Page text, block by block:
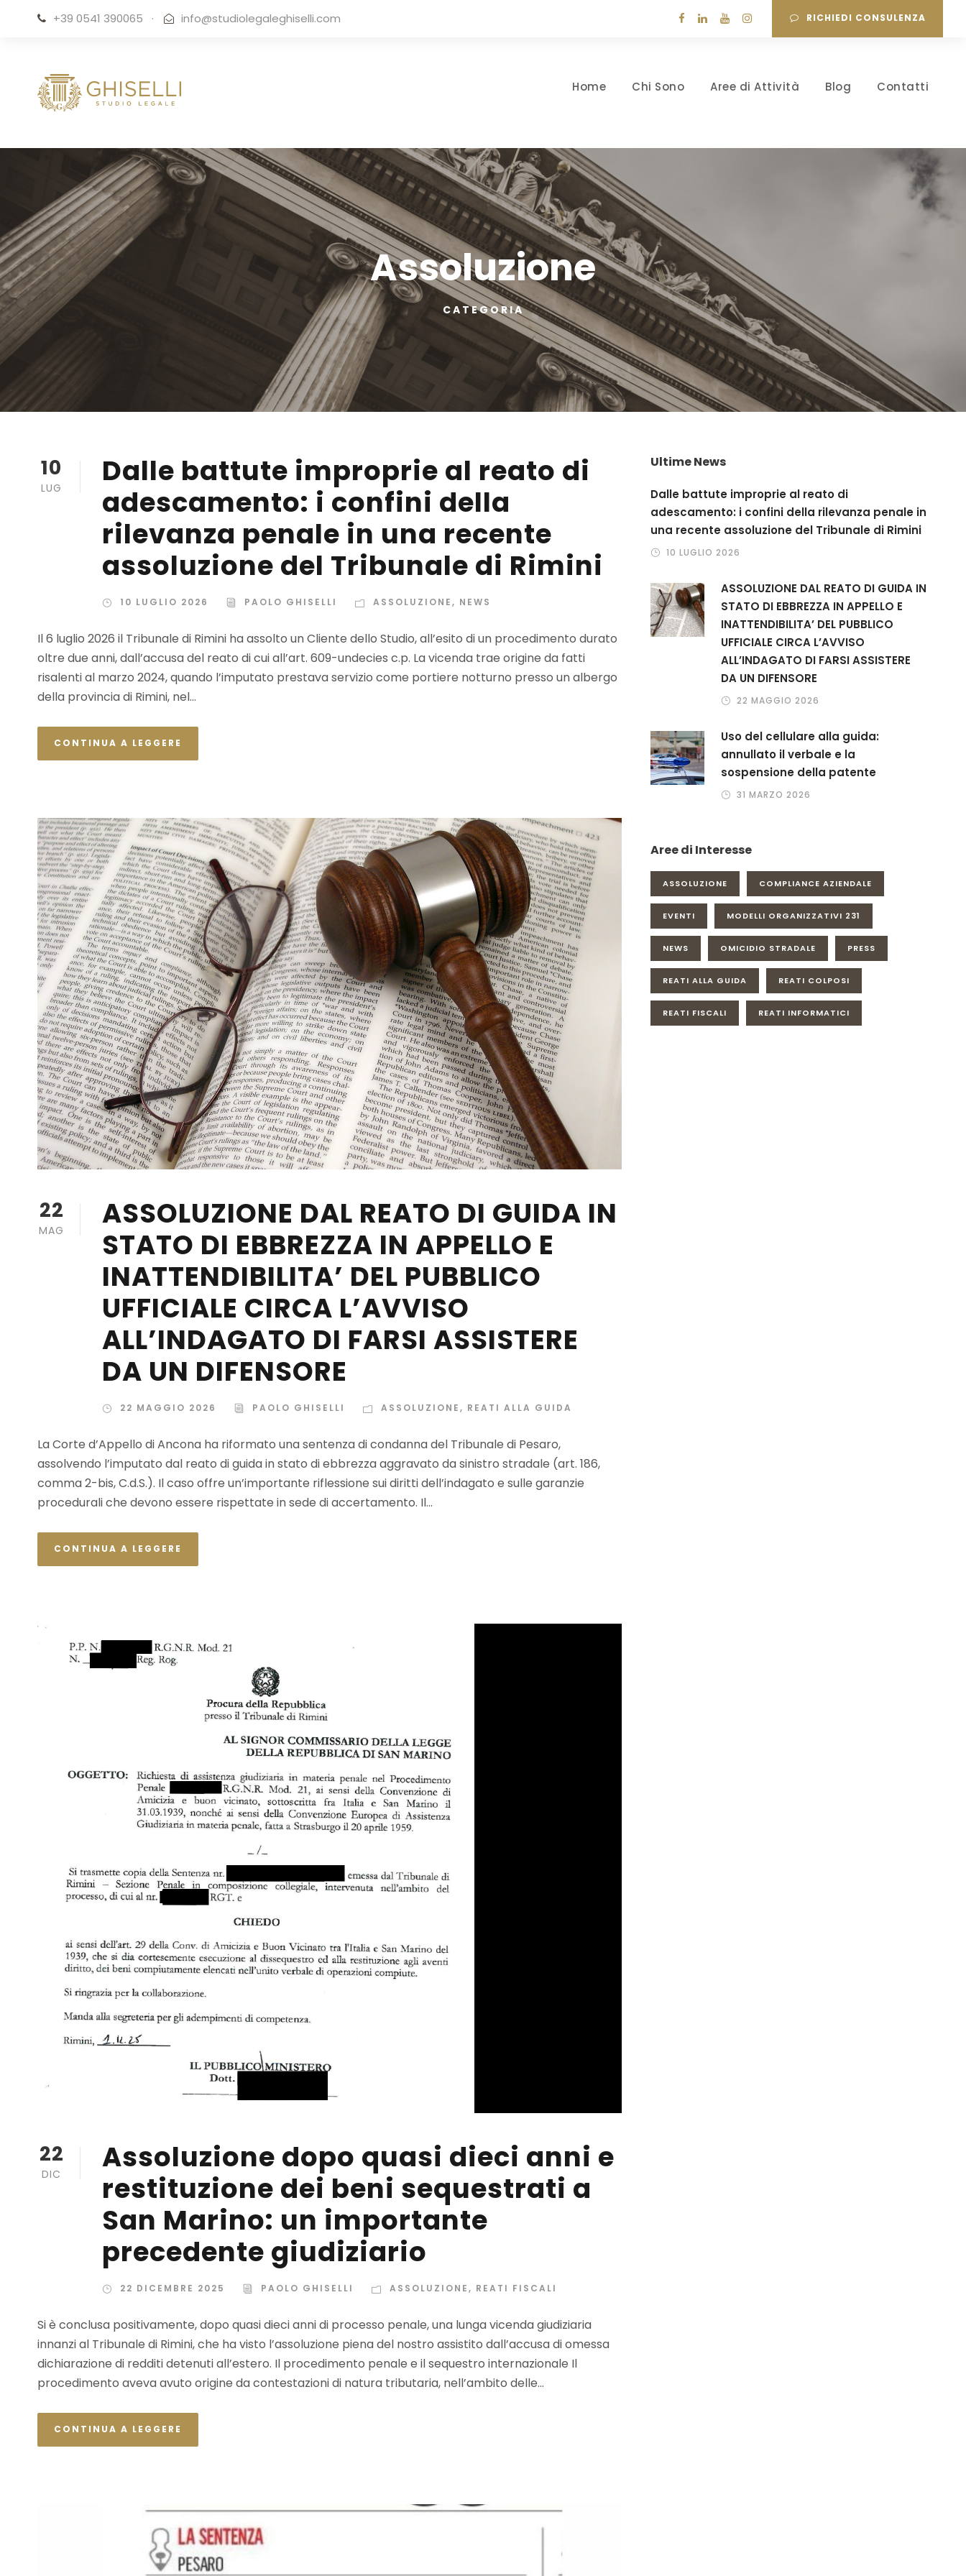
+39 0541 390065 · info@studiolegaleghiselli.com RICHIEDI CONSULENZA
Home Chi Sono Aree di Attività Blog Contatti
Assoluzione
CATEGORIA
10
LUG
Dalle battute improprie al reato di
adescamento: i confini della
rilevanza penale in una recente
assoluzione del Tribunale di Rimini
10 LUGLIO 2026 PAOLO GHISELLI ASSOLUZIONE, NEWS
Il 6 luglio 2026 il Tribunale di Rimini ha assolto un Cliente dello Studio, all’esito di un procedimento durato
oltre due anni, dall’accusa del reato di cui all’art. 609-undecies c.p. La vicenda trae origine da fatti
risalenti al marzo 2024, quando l’imputato prestava servizio come portiere notturno presso un albergo
della provincia di Rimini, nel...
CONTINUA A LEGGERE
22
MAG
ASSOLUZIONE DAL REATO DI GUIDA IN
STATO DI EBBREZZA IN APPELLO E
INATTENDIBILITA’ DEL PUBBLICO
UFFICIALE CIRCA L’AVVISO
ALL’INDAGATO DI FARSI ASSISTERE
DA UN DIFENSORE
22 MAGGIO 2026 PAOLO GHISELLI ASSOLUZIONE, REATI ALLA GUIDA
La Corte d’Appello di Ancona ha riformato una sentenza di condanna del Tribunale di Pesaro,
assolvendo l’imputato dal reato di guida in stato di ebbrezza aggravato da sinistro stradale (art. 186,
comma 2-bis, C.d.S.). Il caso offre un’importante riflessione sui diritti dell’indagato e sulle garanzie
procedurali che devono essere rispettate in sede di accertamento. Il...
CONTINUA A LEGGERE
22
DIC
Assoluzione dopo quasi dieci anni e
restituzione dei beni sequestrati a
San Marino: un importante
precedente giudiziario
22 DICEMBRE 2025 PAOLO GHISELLI ASSOLUZIONE, REATI FISCALI
Si è conclusa positivamente, dopo quasi dieci anni di processo penale, una lunga vicenda giudiziaria
innanzi al Tribunale di Rimini, che ha visto l’assoluzione piena del nostro assistito dall’accusa di omessa
dichiarazione di redditi detenuti all’estero. Il procedimento penale e il sequestro internazionale Il
procedimento aveva avuto origine da contestazioni di natura tributaria, nell’ambito delle...
CONTINUA A LEGGERE
Ultime News
Dalle battute improprie al reato di
adescamento: i confini della rilevanza penale in
una recente assoluzione del Tribunale di Rimini
10 LUGLIO 2026
ASSOLUZIONE DAL REATO DI GUIDA IN
STATO DI EBBREZZA IN APPELLO E
INATTENDIBILITA’ DEL PUBBLICO
UFFICIALE CIRCA L’AVVISO
ALL’INDAGATO DI FARSI ASSISTERE
DA UN DIFENSORE
22 MAGGIO 2026
Uso del cellulare alla guida:
annullato il verbale e la
sospensione della patente
31 MARZO 2026
Aree di Interesse
ASSOLUZIONE COMPLIANCE AZIENDALE
EVENTI MODELLI ORGANIZZATIVI 231
NEWS OMICIDIO STRADALE PRESS
REATI ALLA GUIDA REATI COLPOSI
REATI FISCALI REATI INFORMATICI